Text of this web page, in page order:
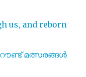
us, and reborn
മത്സരങ്ങൾ